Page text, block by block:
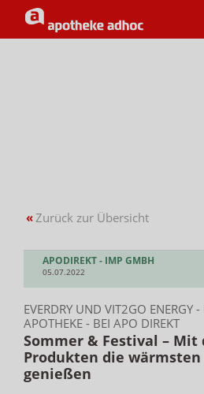
«Zurück zur Übersicht
APODIREKT - IMP GMBH
05.07.2022
EVERDRY UND VIT2GO ENERGY
APOTHEKE - BEI APO DIREKT
Sommer & Festival – Mit
Produkten die
genießen